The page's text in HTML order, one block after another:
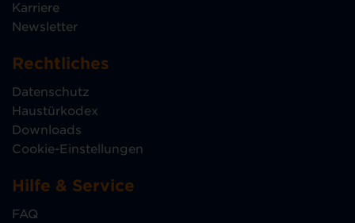
Karriere
Newsletter
Rechtliches
Datenschutz
Haustürkodex
Downloads
Cookie-Einstellungen
Hilfe & Service
FAQ